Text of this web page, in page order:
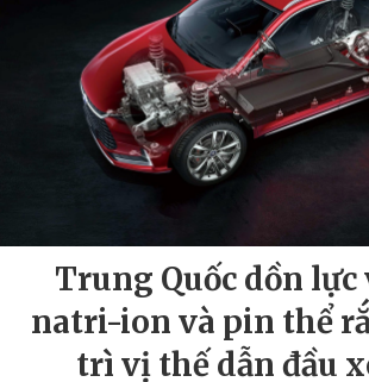
Trung Quốc dồn lực
natri-ion và pin thể
trì vị thế dẫn đầu